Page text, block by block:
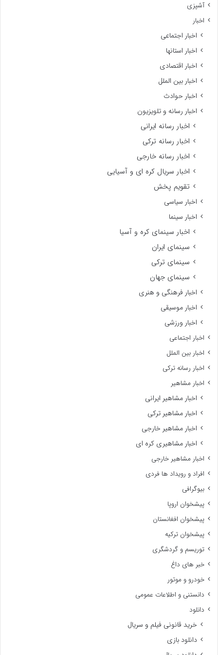
آشپزی
اخبار
اخبار اجتماعی
اخبار استانها
اخبار اقتصادی
اخبار بین الملل
اخبار حوادث
اخبار رسانه و تلویزیون
اخبار رسانه ایرانی
اخبار رسانه ترکی
اخبار رسانه خارجی
اخبار سریال کره ای و آسیایی
تقویم پخش
اخبار سیاسی
اخبار سینما
اخبار سینمای کره و آسیا
سینمای ایران
سینمای ترکی
سینمای جهان
اخبار فرهنگی و هنری
اخبار موسیقی
اخبار ورزشی
اخبار اجتماعی
اخبار بین الملل
اخبار رسانه ترکی
اخبار مشاهیر
اخبار مشاهیر ایرانی
اخبار مشاهیر ترکی
اخبار مشاهیر خارجی
اخبار مشاهیری کره ای
اخبار مشاهیر خارجی
افراد و رویداد ها فردی
بیوگرافی
پیشخوان اروپا
پیشخوان افغانستان
پیشخوان ترکیه
توریسم و گردشگری
خبر های داغ
خودرو و موتور
دانستنی و اطلاعات عمومی
دانلود
خرید قانونی فیلم و سریال
دانلود بازی